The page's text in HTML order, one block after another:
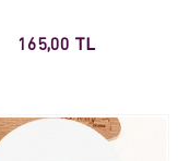
165,00 TL